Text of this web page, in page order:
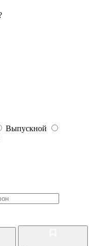
Выпускной